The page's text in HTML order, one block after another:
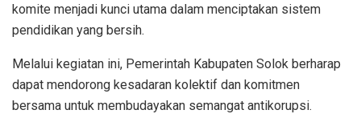
komite menjadi kunci utama dalam menciptakan sistem
pendidikan yang bersih.
Melalui kegiatan ini, Pemerintah Kabupaten Solok berharap
dapat mendorong kesadaran kolektif dan komitmen
bersama untuk membudayakan semangat antikorupsi.